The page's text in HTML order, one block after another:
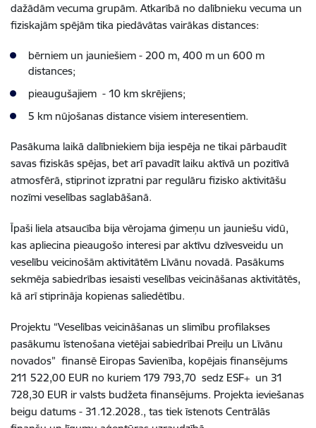
dažādām vecuma grupām. Atkarībā no dalībnieku vecuma un
fiziskajām spējām tika piedāvātas vairākas distances:
bērniem un jauniešiem - 200 m, 400 m un 600 m
distances;
pieaugušajiem - 10 km skrējiens;
5 km nūjošanas distance visiem interesentiem.
Pasākuma laikā dalībniekiem bija iespēja ne tikai pārbaudīt
savas fiziskās spējas, bet arī pavadīt laiku aktīvā un pozitīvā
atmosfērā, stiprinot izpratni par regulāru fizisko aktivitāšu
nozīmi veselības saglabāšanā.
Īpaši liela atsaucība bija vērojama ģimeņu un jauniešu vidū,
kas apliecina pieaugošo interesi par aktīvu dzīvesveidu un
veselību veicinošām aktivitātēm Līvānu novadā. Pasākums
sekmēja sabiedrības iesaisti veselības veicināšanas aktivitātēs,
kā arī stiprināja kopienas saliedētību.
Projektu “Veselības veicināšanas un slimību profilakses
pasākumu īstenošana vietējai sabiedrībai Preiļu un Līvānu
novados” finansē Eiropas Savienība, kopējais finansējums
211 522,00 EUR no kuriem 179 793,70 sedz ESF+ un 31
728,30 EUR ir valsts budžeta finansējums. Projekta ieviešanas
beigu datums - 31.12.2028., tas tiek īstenots Centrālās